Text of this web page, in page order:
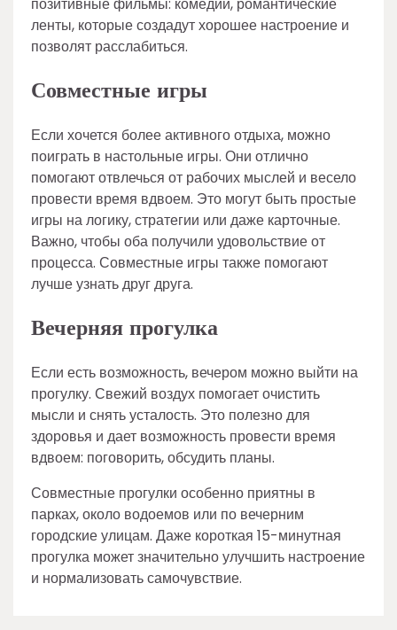
позитивные фильмы: комедии, романтические
ленты, которые создадут хорошее настроение и
позволят расслабиться.
Совместные игры
Если хочется более активного отдыха, можно
поиграть в настольные игры. Они отлично
помогают отвлечься от рабочих мыслей и весело
провести время вдвоем. Это могут быть простые
игры на логику, стратегии или даже карточные.
Важно, чтобы оба получили удовольствие от
процесса. Совместные игры также помогают
лучше узнать друг друга.
Вечерняя прогулка
Если есть возможность, вечером можно выйти на
прогулку. Свежий воздух помогает очистить
мысли и снять усталость. Это полезно для
здоровья и дает возможность провести время
вдвоем: поговорить, обсудить планы.
Совместные прогулки особенно приятны в
парках, около водоемов или по вечерним
городские улицам. Даже короткая 15-минутная
прогулка может значительно улучшить настроение
и нормализовать самочувствие.